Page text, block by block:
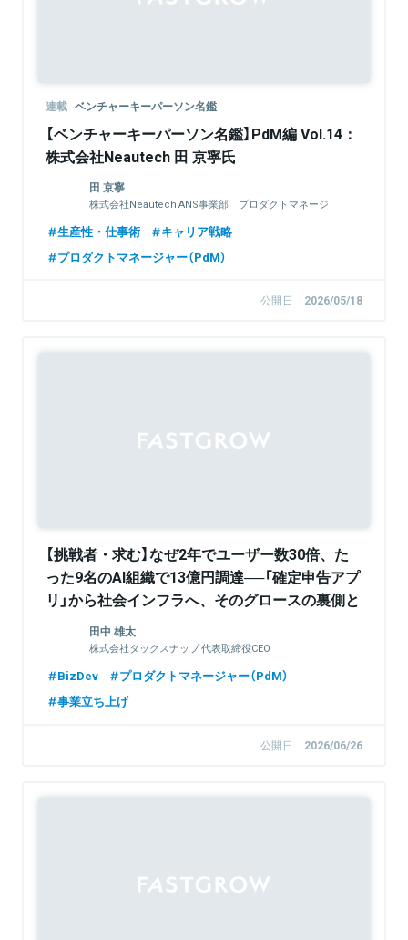
連載 ベンチャーキーパーソン名鑑
【ベンチャーキーパーソン名鑑】PdM編 Vol.14：
株式会社Neautech 田 京寧氏
田 京寧
株式会社Neautech ANS事業部 プロダクトマネージ
生産性・仕事術
キャリア戦略
プロダクトマネージャー（PdM）
公開日 2026/05/18
【挑戦者・求む】なぜ2年でユーザー数30倍、た
った9名のAI組織で13億円調達──「確定申告アプ
リ」から社会インフラへ、そのグロースの裏側と
は（特別イベントも同時企画！）
田中 雄太
株式会社タックスナップ 代表取締役CEO
BizDev
プロダクトマネージャー（PdM）
事業立ち上げ
公開日 2026/06/26